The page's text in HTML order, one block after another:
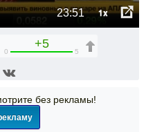
23:51 1x
+5
0 5
без рекламы!